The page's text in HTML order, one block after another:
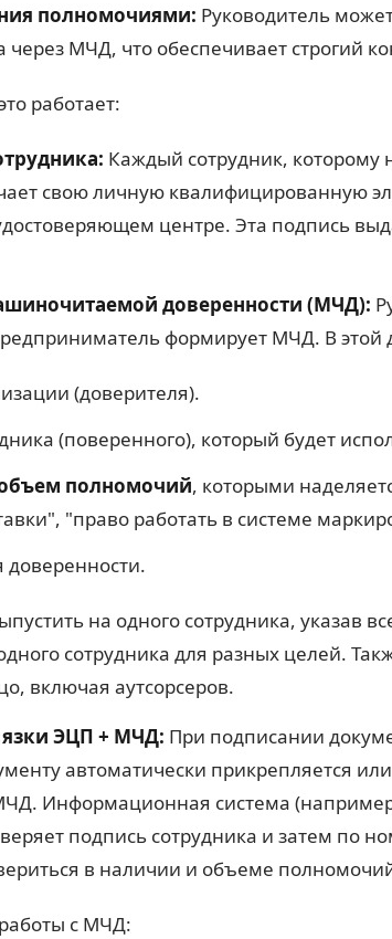
полномочиями: Руководитель
через МЧД, что обеспечивает строгий
работает:
Каждый сотрудник,
свою личную квалифицированную
центре. Эта подпись
доверенности (МЧД):
формирует МЧД. В этой
(доверителя).
(поверенного), который будет
полномочий, которыми
"право работать в системе
доверенности.
на одного сотрудника, указав
сотрудника для разных целей.
включая аутсорсеров.
ЭЦП + МЧД: При подписании
автоматически прикрепляется
Информационная система
подпись сотрудника и затем по
в наличии и объеме
с МЧД: